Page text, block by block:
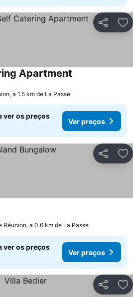
Partilhar
Apartment
a 1.5 km de La Passe
ver os preços
Ver preços
Partilhar
Réunion, a 0.6 km de La Passe
ver os preços
Ver preços
Partilhar